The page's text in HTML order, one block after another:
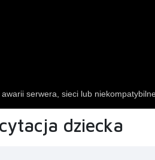
dziecka